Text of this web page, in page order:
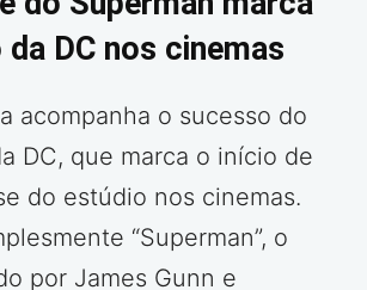
DC nos cinemas
acompanha o sucesso do
DC, que marca o início de
do estúdio nos cinemas.
“Superman”, o
por James Gunn e